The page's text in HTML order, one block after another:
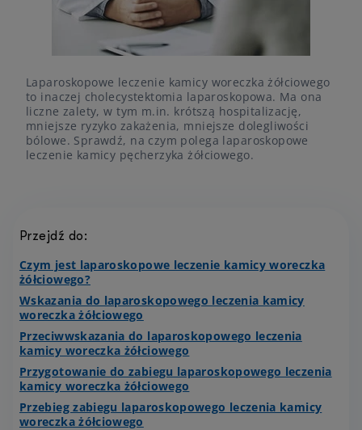
Laparoskopowe leczenie kamicy woreczka żółciowego
to inaczej cholecystektomia laparoskopowa. Ma ona
liczne zalety, w tym m.in. krótszą hospitalizację,
mniejsze ryzyko zakażenia, mniejsze dolegliwości
bólowe. Sprawdź, na czym polega laparoskopowe
leczenie kamicy pęcherzyka żółciowego.
Przejdź do:
Czym jest laparoskopowe leczenie kamicy woreczka
żółciowego?
Wskazania do laparoskopowego leczenia kamicy
woreczka żółciowego
Przeciwwskazania do laparoskopowego leczenia
kamicy woreczka żółciowego
Przygotowanie do zabiegu laparoskopowego leczenia
kamicy woreczka żółciowego
Przebieg zabiegu laparoskopowego leczenia kamicy
woreczka żółciowego